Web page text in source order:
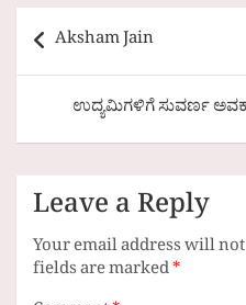
Post
navigation
Aksham Jain
ಉದ್ಯಮಿಗಳಿಗೆ ಸುವರ್ಣ
Leave a Reply
Your email address will
fields are marked*